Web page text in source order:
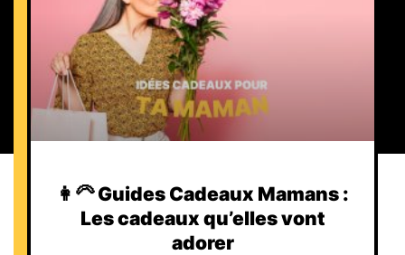
👩‍🦳 Guides Cadeaux Mamans :
Les cadeaux qu’elles vont
adorer